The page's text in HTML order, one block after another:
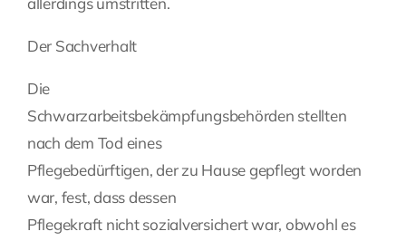
Der Sachverhalt
Die
Schwarzarbeitsbekämpfungsbehörden stellten
nach dem Tod eines
Pflegebedürftigen, der zu Hause gepflegt worden
war, fest, dass dessen
Pflegekraft nicht sozialversichert war, obwohl es